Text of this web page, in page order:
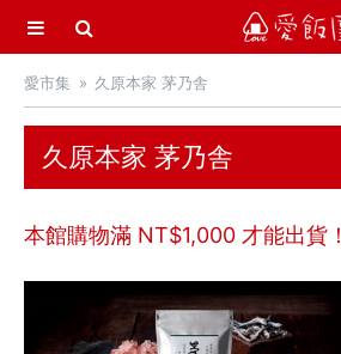
選單
首頁
愛市集商品館
Blog
會員服務
愛市集 久原本家 茅乃舎
久原本家 茅乃舎
本館購物滿 NT$1,000 才能出貨！